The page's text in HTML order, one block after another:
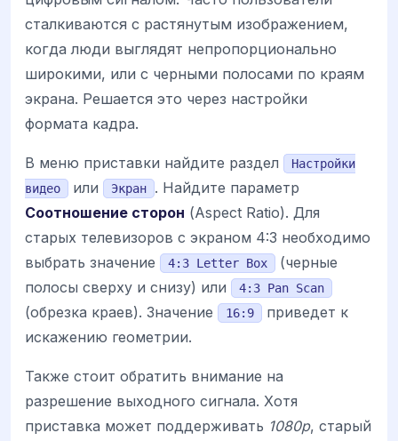
сталкиваются с растянутым изображением,
когда люди выглядят непропорционально
широкими, или с черными полосами по краям
экрана. Решается это через настройки
формата кадра.
В меню приставки найдите раздел
Настройки
видео
или Экран
. Найдите параметр
Соотношение сторон (Aspect Ratio). Для
старых телевизоров с экраном 4:3 необходимо
выбрать значение
4:3 Letter Box
(черные
полосы сверху и снизу) или
4:3 Pan Scan
(обрезка краев). Значение 16:9
приведет к
искажению геометрии.
Также стоит обратить внимание на
разрешение выходного сигнала. Хотя
приставка может поддерживать 1080p, старый